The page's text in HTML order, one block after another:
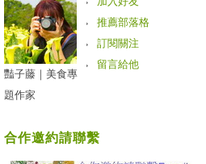
推薦部落格
訂閱關注
留言給他
豔子藤｜美食專
題作家
合作邀約請聯繫